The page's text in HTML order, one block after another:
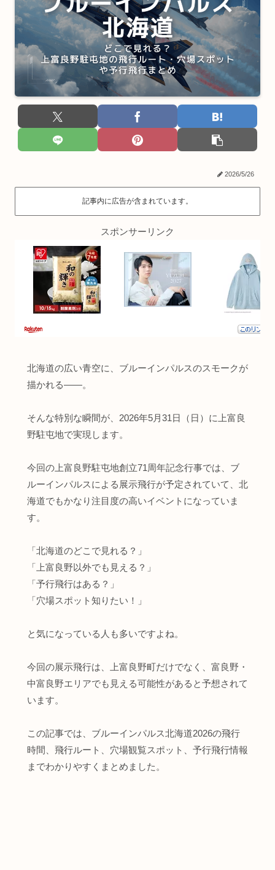
2026/5/26
記事内に広告が含まれています。
スポンサーリンク
北海道の広い青空に、ブルーインパルスのスモークが
描かれる――。
そんな特別な瞬間が、2026年5月31日（日）に上富良
野駐屯地で実現します。
今回の上富良野駐屯地創立71周年記念行事では、ブ
ルーインパルスによる展示飛行が予定されていて、北
海道でもかなり注目度の高いイベントになっていま
す。
「北海道のどこで見れる？」
「上富良野以外でも見える？」
「予行飛行はある？」
「穴場スポット知りたい！」
と気になっている人も多いですよね。
今回の展示飛行は、上富良野町だけでなく、富良野・
中富良野エリアでも見える可能性があると予想されて
います。
この記事では、ブルーインパルス北海道2026の飛行
時間、飛行ルート、穴場観覧スポット、予行飛行情報
までわかりやすくまとめました。